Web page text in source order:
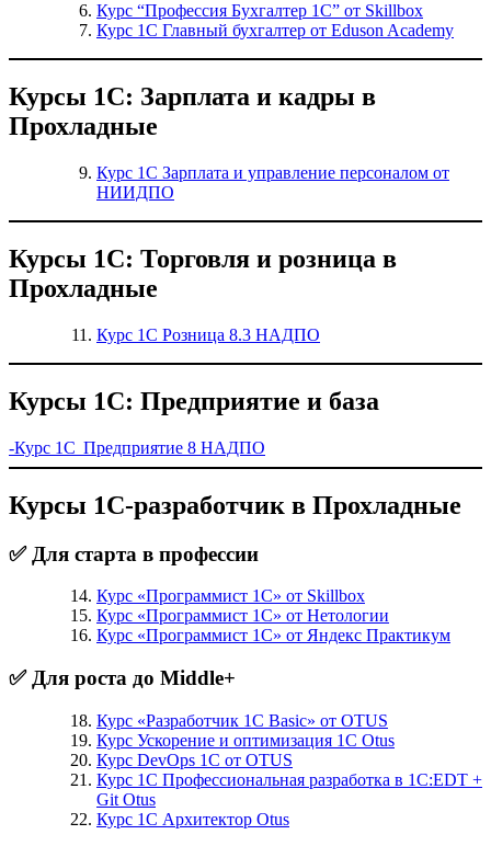
Курс “Профессия Бухгалтер 1С” от Skillbox
Курс 1С Главный бухгалтер от Eduson Academy
Курсы 1С: Зарплата и кадры в
Прохладные
Курс 1С Зарплата и управление персоналом от
НИИДПО
Курсы 1С: Торговля и розница в
Прохладные
Курс 1С Розница 8.3 НАДПО
Курсы 1С: Предприятие и база
-Курс 1С Предприятие 8 НАДПО
Курсы 1С-разработчик в Прохладные
✅ Для старта в профессии
Курс «Программист 1С» от Skillbox
Курс «Программист 1С» от Нетологии
Курс «Программист 1С» от Яндекс Практикум
✅ Для роста до Middle+
Курс «Разработчик 1С Basic» от OTUS
Курс Ускорение и оптимизация 1С Otus
Курс DevOps 1С от OTUS
Курс 1С Профессиональная разработка в 1С:EDT +
Git Otus
Курс 1С Архитектор Otus